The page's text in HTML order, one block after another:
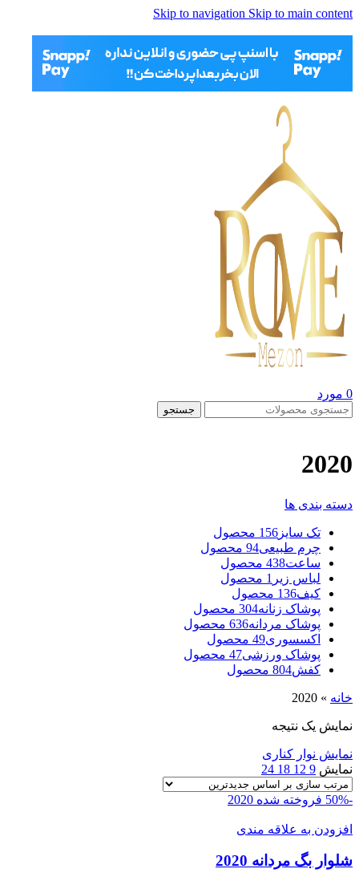
Skip to navigation Skip to main content
0 مورد
جستجو
2020
دسته بندی ها
تک سایز 156 محصول
چرم طبیعی94 محصول
ساعت438 محصول
لباس زیر 1 محصول
کیف136 محصول
پوشاک زنانه304 محصول
پوشاک مردانه636 محصول
اکسسوری49 محصول
پوشاک ورزشی47 محصول
کفش804 محصول
خانه »
2020
نمایش یک نتیجه
نمایش نوار کناری
نمایش 9
12
18
24
-50% فروخته شده 2020
افزودن به علاقه مندی
شلوار بگ مردانه 2020